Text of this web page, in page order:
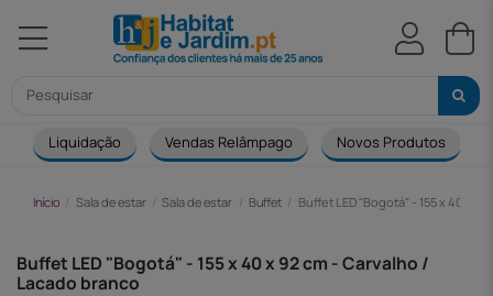
Liquidação Vendas Relâmpago Novos Produtos
Início Sala de estar Sala de estar Buffet Buffet LED "Bogotá" - 155 x 40 x
Buffet LED "Bogotá" - 155 x 40 x 92 cm - Carvalho /
Lacado branco